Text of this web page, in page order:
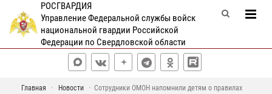
РОСГВАРДИЯ
Управление Федеральной службы войск
национальной гвардии Российской
Федерации по Свердловской области
Главная Новости
Сотрудники ОМОН напомнили детям о правилах